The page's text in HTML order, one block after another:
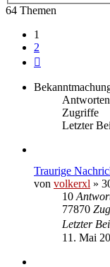
64 Themen
1
2
Antworten
Zugriffe
Letzter
Traurige
von volkerxl »
10
77870
Letzter
11. Mai